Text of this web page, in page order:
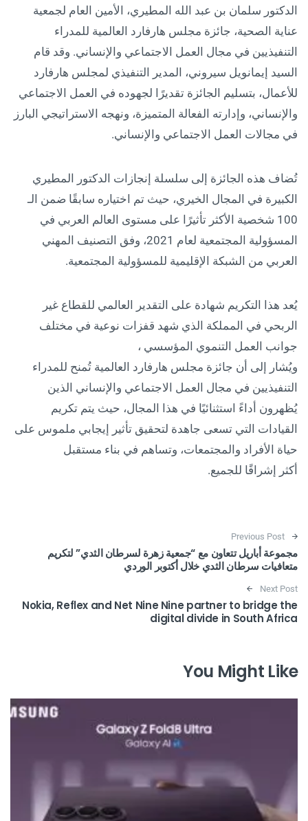
الدكتور سلمان بن عبد الله المطيري، الأمين العام لجمعية
عناية الصحية، جائزة مجلس هارفارد العالمية للمدراء
التنفيذيين في مجال العمل الاجتماعي والإنساني. وقد قام
السيد إيمانويل سيروني، المدير التنفيذي لمجلس هارفارد
للأعمال، بتسليم الجائزة تقديرًا لجهوده في العمل الاجتماعي
والإنساني، وإدارته الفعالة المتميزة، ونهجه الاستراتيجي البارز
في مجالات العمل الاجتماعي والإنساني.
تُضاف هذه الجائزة إلى سلسلة إنجازات الدكتور المطيري
الكبيرة في المجال الخيري، حيث تم اختياره سابقًا ضمن الـ
100 شخصية الأكثر تأثيرًا على مستوى العالم العربي في
المسؤولية المجتمعية لعام 2021، وفق التصنيف المهني
العربي من الشبكة الإقليمية للمسؤولية المجتمعية.
يُعد هذا التكريم شهادة على التقدير العالمي للقطاع غير
الربحي في المملكة الذي شهد قفزات نوعية في مختلف
جوانب العمل التنموي المؤسسي ،
ويُشار إلى أن جائزة مجلس هارفارد العالمية تُمنح للمدراء
التنفيذيين في مجال العمل الاجتماعي والإنساني الذين
يُظهرون أداءً استثنائيًا في هذا المجال، حيث يتم تكريم
القيادات التي تسعى جاهدة لتحقيق تأثير إيجابي ملموس على
حياة الأفراد والمجتمعات، وتساهم في بناء مستقبل
أكثر إشراقًا للجميع.
Post navigation
Previous Post
مجموعة أباريل تتعاون مع “جمعية زهرة لسرطان الثدي” لتكريم
متعافيات سرطان الثدي خلال أكتوبر الوردي
Next Post
Nokia, Reflex and Net Nine Nine partner to bridge the
digital divide in South Africa
You Might Like